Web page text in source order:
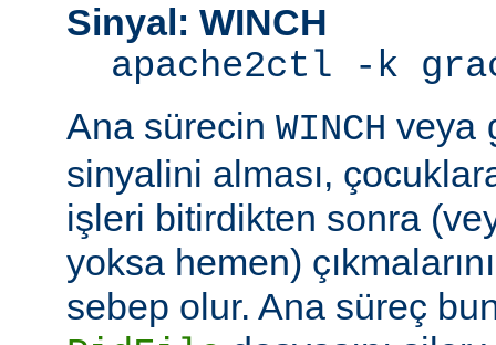
Sinyal: WINCH
apache2ctl -k
Ana sürecin WINCH veya
sinyalini alması,
işleri bitirdikten sonra
yoksa hemen)
sebep olur. Ana süreç